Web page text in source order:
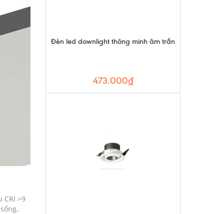
>9
Đèn led downlight thông minh âm trần
473.000₫